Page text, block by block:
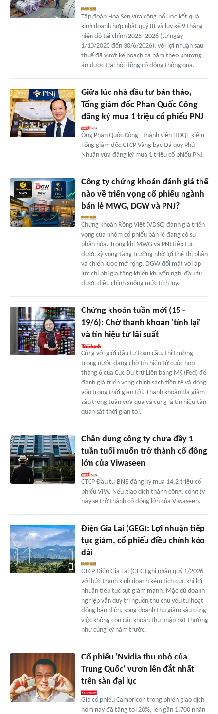
Tập đoàn Hoa Sen vừa công bố ước kết quả
kinh doanh hợp nhất quý III và lũy kế 9 tháng
niên độ tài chính 2025–2026 (từ ngày
1/10/2025 đến 30/6/2026), với lợi nhuận sau
thuế đã vượt kế hoạch cả năm theo phương
án được Đại hội đồng cổ đông thông qua.
Giữa lúc nhà đầu tư bán tháo,
Tổng giám đốc Phan Quốc Công
đăng ký mua 1 triệu cổ phiếu PNJ
Ông Phan Quốc Công - thành viên HĐQT kiêm
Tổng giám đốc CTCP Vàng bạc Đá quý Phú
Nhuận vừa đăng ký mua 1 triệu cổ phiếu PNJ.
Công ty chứng khoán đánh giá thế
nào về triển vọng cổ phiếu ngành
bán lẻ MWG, DGW và PNJ?
Chứng khoán Rồng Việt (VDSC) đánh giá triển
vọng của nhóm cổ phiếu bán lẻ đang có sự
phân hóa. Trong khi MWG và PNJ tiếp tục
được kỳ vọng tăng trưởng nhờ lợi thế thị phần
và chiến lược mở rộng, DGW đối mặt với áp
lực chi phí gia tăng khiến khuyến nghị đầu tư
được điều chỉnh xuống mức tích lũy.
Chứng khoán tuần mới (15 -
19/6): Chờ thanh khoản 'tỉnh lại'
và tín hiệu từ lãi suất
Cùng với giới đầu tư toàn cầu, thị trường
trong nước đang chờ tín hiệu từ cuộc họp
tháng 6 của Cục Dự trữ Liên bang Mỹ (Fed) để
đánh giá triển vọng chính sách tiền tệ và dòng
vốn trong thời gian tới. Thanh khoản đã giảm
sâu trong tuần vừa qua và cũng là tín hiệu cần
quan sát thời gian tới.
Chân dung công ty chưa đầy 1
tuần tuổi muốn trở thành cổ đông
lớn của Viwaseen
CTCP Đầu tư BNE đăng ký mua 14,2 triệu cổ
phiếu VIW. Nếu giao dịch thành công, công ty
này sẽ trở thành cổ đông lớn của Viwaseen.
Điện Gia Lai (GEG): Lợi nhuận tiếp
tục giảm, cổ phiếu điều chỉnh kéo
dài
CTCP Điện Gia Lai (GEG) ghi nhận quý 1/2026
với bức tranh kinh doanh kém tích cực khi lợi
nhuận tiếp tục sụt giảm mạnh. Mặc dù doanh
nghiệp vẫn duy trì nguồn thu chủ yếu từ hoạt
động bán điện, song doanh thu giảm sâu cùng
việc không còn các khoản thu nhập bất thường
như cùng kỳ năm trước.
Cổ phiếu 'Nvidia thu nhỏ của
Trung Quốc' vươn lên đắt nhất
trên sàn đại lục
Giá cổ phiếu Cambricon trong phiên giao dịch
hôm nay đã tăng tới 20%, lên gần 1.700 nhân